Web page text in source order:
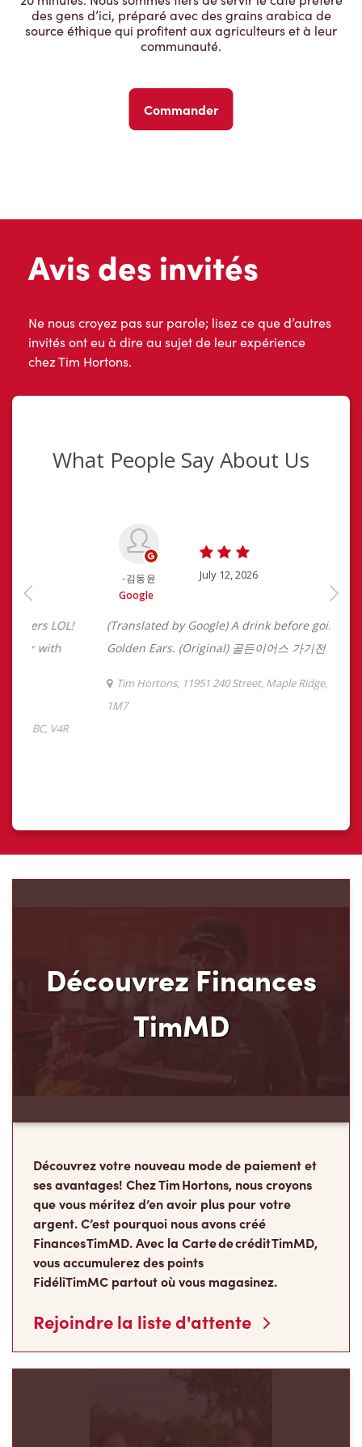
des gens d’ici, préparé avec des grains arabica de
source éthique qui profitent aux agriculteurs et à leur
communauté.
Commander
Avis des invités
Ne nous croyez pas sur parole; lisez ce que d’autres
invités ont eu à dire au sujet de leur expérience
chez Tim Hortons.
TimMD
Découvrez votre nouveau mode de paiement et
que vous méritez d’en avoir plus pour votre
argent. C’est pourquoi nous avons créé
Finances TimMD. Avec la Carte de crédit TimMD,
vous accumulerez des points
FidéliTimMC partout où vous magasinez.
Rejoindre la liste d'attente